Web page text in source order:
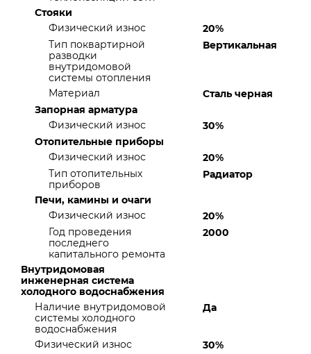
Стояки
Физический износ
20%
Тип поквартирной
разводки
внутридомовой
системы отопления
Вертикальная
Материал
Сталь черная
Запорная арматура
Физический износ
30%
Отопительные приборы
Физический износ
20%
Тип отопительных
приборов
Радиатор
Печи, камины и очаги
Физический износ
20%
Год проведения
последнего
капитального ремонта
2000
Внутридомовая
инженерная система
холодного водоснабжения
Наличие внутридомовой
системы холодного
водоснабжения
Да
Физический износ
30%